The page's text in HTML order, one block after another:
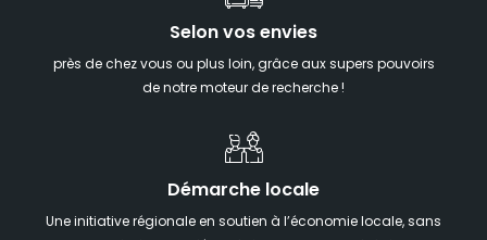
Selon vos envies
près de chez vous ou plus loin, grâce aux supers pouvoirs
de notre moteur de recherche !
Démarche locale
Une initiative régionale en soutien à l’économie locale, sans